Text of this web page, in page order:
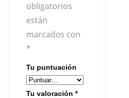
obligatorios
están
marcados con
*
Tu puntuación
Tu valoración *